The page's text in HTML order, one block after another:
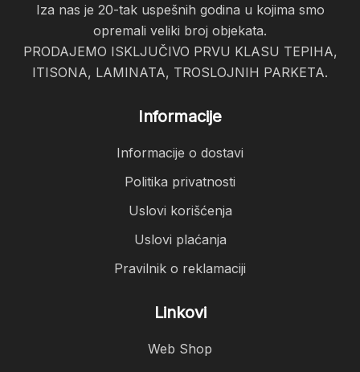
Iza nas je 20-tak uspešnih godina u kojima smo
opremali veliki broj objekata.
PRODAJEMO ISKLJUČIVO PRVU KLASU TEPIHA,
ITISONA, LAMINATA, TROSLOJNIH PARKETA.
Informacije
Informacije o dostavi
Politika privatnosti
Uslovi korišćenja
Uslovi plaćanja
Pravilnik o reklamaciji
Linkovi
Web Shop